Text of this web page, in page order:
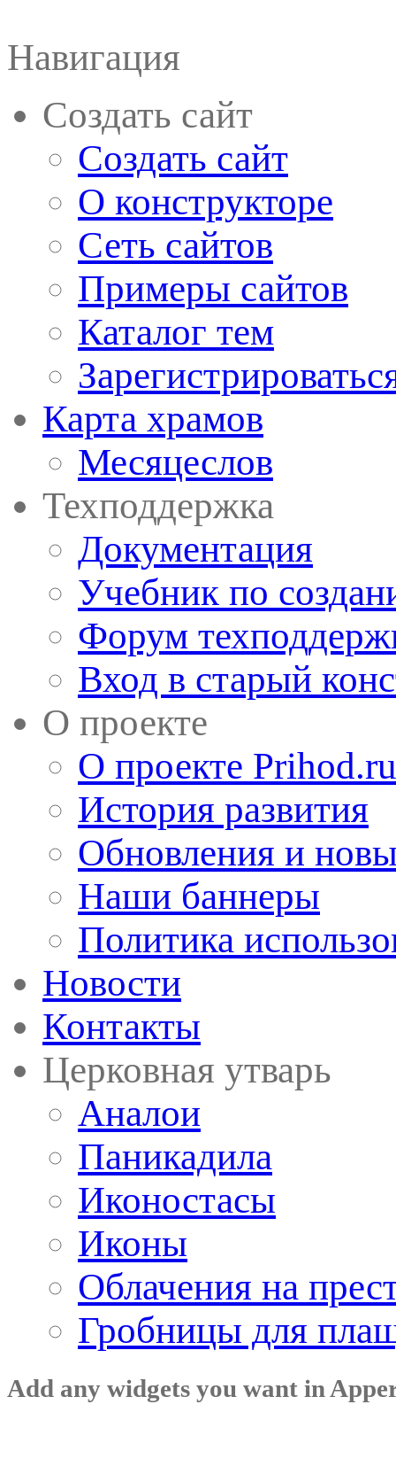
Навигация
Создать сайт
Создать сайт
О конструкторе
Сеть сайтов
Примеры сайтов
Каталог тем
Карта храмов
Месяцеслов
Техподдержка
Документация
Учебник по
Форум
Вход в старый
О проекте
О проекте Prihod.ru
История развития
Обновления и
Наши баннеры
Политика
Новости
Контакты
Церковная утварь
Аналои
Паникадила
Иконостасы
Иконы
Облачения на
Гробницы для
Add any widgets you want in